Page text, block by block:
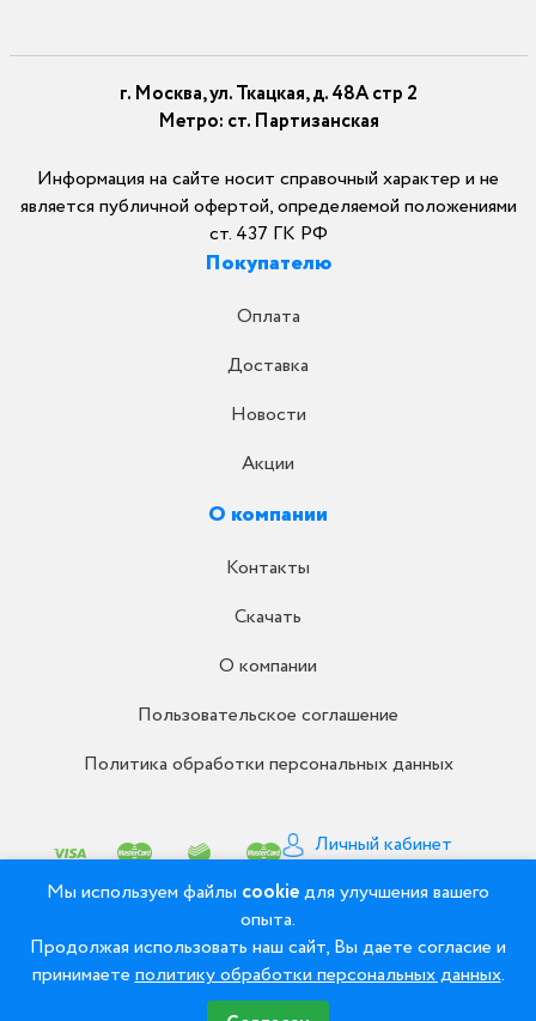
Мы используем файлы cookieдля улучшения вашего
опыта.
Продолжая использовать наш сайт, Вы даете согласие и
принимаетеполитику обработки персональных данных.
г. Москва, ул. Ткацкая, д. 48А стр 2
Метро: ст. Партизанская
Информация на сайте носит справочный характер и не
является публичной офертой, определяемой положениями
ст. 437 ГК РФ
Покупателю
Оплата
Доставка
Новости
Акции
О компании
Контакты
Скачать
О компании
Пользовательское соглашение
Политика обработки персональных данных
Личный кабинет
© 2008 - 2026 ООО «Рудент» - Зуботехнические
материалы и оборудование